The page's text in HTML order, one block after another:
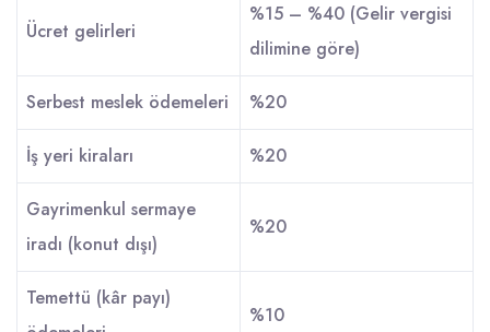
Ücret gelirleri
%15 – %40 (Gelir vergisi
dilimine göre)
Serbest meslek ödemeleri %20
İş yeri kiraları %20
Gayrimenkul sermaye
iradı (konut dışı)
%20
Temettü (kâr payı)
%10